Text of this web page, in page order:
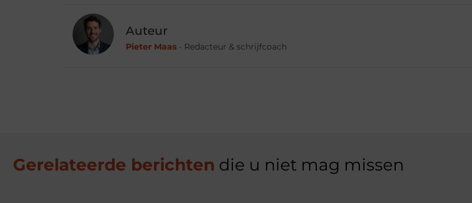
Auteur
Pieter Maas - Redacteur & schrijfcoach
Gerelateerde berichten die u niet mag missen